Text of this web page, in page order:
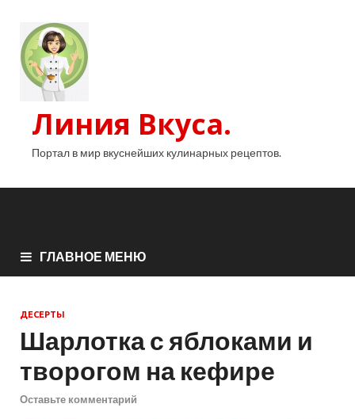
Линия Вкуса.
Портал в мир вкуснейших кулинарных рецептов.
ГЛАВНОЕ МЕНЮ
ДЕСЕРТЫ
Шарлотка с яблоками и
творогом на кефире
Оставьте комментарий